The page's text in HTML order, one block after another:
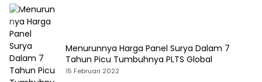
Menurunnya Harga Panel Surya Dalam 7
Tahun Picu Tumbuhnya PLTS Global
15 Februari 2022